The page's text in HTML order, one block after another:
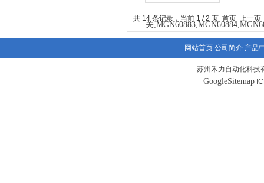
共 14 条记录，当前 1 / 2 页 首页 上一页
网站首页 公司简介 产品
苏州禾力自动化科技
GoogleSitemap